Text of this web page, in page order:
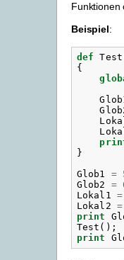
Funktionen
Beispiel:
def Test
{
}
Glob1
=
Glob2
=
Lokal1
=
Lokal2
=
print
Test ();
print